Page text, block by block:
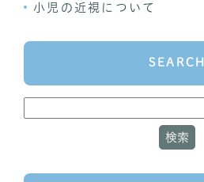
小児の近視について
SEARCH